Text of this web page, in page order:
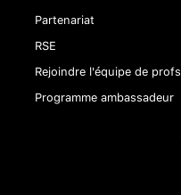
Partenariat
RSE
Rejoindre l'équipe de profs
Programme ambassadeur